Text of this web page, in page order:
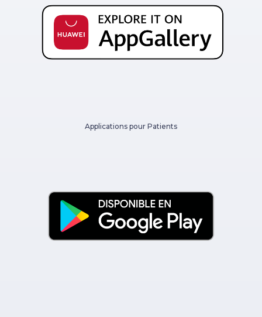
Applications pour Patients